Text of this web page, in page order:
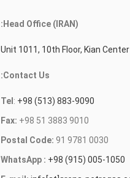
Head Office (IRAN):
Unit 1011, 10th Floor, Kian
Contact Us:
Tel : +98 (513) 883-9090
Fax: +98 51 3883 9010
Postal Code: 91 9781 0030
WhatsApp : +98 (915) 005-1050